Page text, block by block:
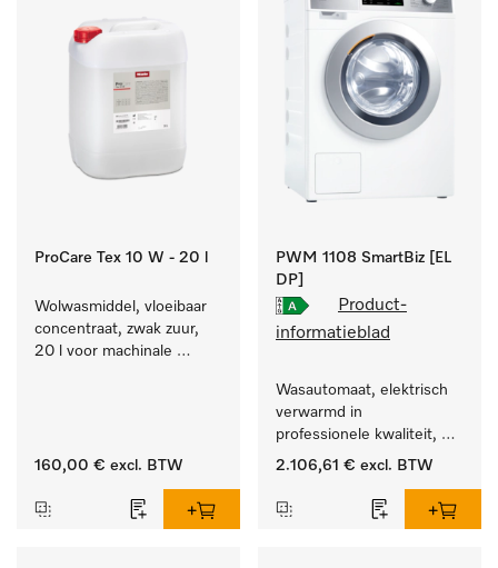
ProCare Tex 10 W - 20 l
Wolwasmiddel, vloeibaar
concentraat, zwak zuur,
20 l voor machinale
160,00 € excl. BTW
PWM 1108 SmartBiz [EL
DP]
Product-
informatieblad
Wasautomaat, elektrisch
verwarmd in
professionele kwaliteit,
programmaduur van
opstelling.
2.106,61 € excl. BTW